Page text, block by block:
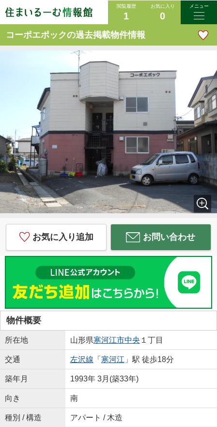
閲覧履歴
1
お気に入り
0
メニュー
コーポエポックの過去掲載物件情報
お気に入り追加 お問い合わせ
物件概要
所在地 山形県寒河江市中央 １丁目
交通 左沢線 「 寒河江 」駅 徒歩18分
築年月 1993年 3月(築33年)
向き 南
種別 / 構造 アパート / 木造